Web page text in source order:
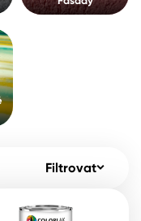
technické
Filtrovat